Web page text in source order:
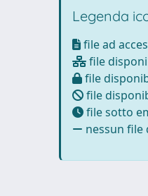
Legenda
file ad
file
file
file
file sotto
nessun file